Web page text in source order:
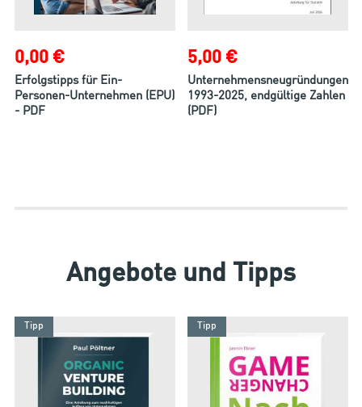
0,00 €
Erfolgstipps für Ein-
Personen-Unternehmen (EPU)
- PDF
5,00 €
Unternehmensneugründungen
1993-2025, endgültige Zahlen
(PDF)
Angebote und Tipps
Tipp Tipp